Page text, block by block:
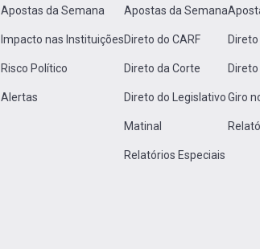
Apostas da Semana
Impacto nas Instituições
Risco Político
Alertas
Apostas da Semana
Direto do CARF
Direto da Corte
Direto do Legislativo
Matinal
Relatórios Especiais
Giro